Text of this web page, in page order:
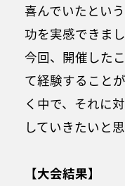
喜んでいたとい
功を実感できまし
今回、開催した
て経験すること
く中で、それに
していきたいと思
【大会結果】